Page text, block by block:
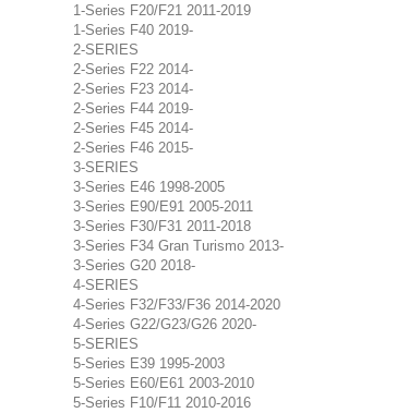
1-Series F20/F21 2011-2019
1-Series F40 2019-
2-SERIES
2-Series F22 2014-
2-Series F23 2014-
2-Series F44 2019-
2-Series F45 2014-
2-Series F46 2015-
3-SERIES
3-Series E46 1998-2005
3-Series E90/E91 2005-2011
3-Series F30/F31 2011-2018
3-Series F34 Gran Turismo 2013-
3-Series G20 2018-
4-SERIES
4-Series F32/F33/F36 2014-2020
4-Series G22/G23/G26 2020-
5-SERIES
5-Series E39 1995-2003
5-Series E60/E61 2003-2010
5-Series F10/F11 2010-2016